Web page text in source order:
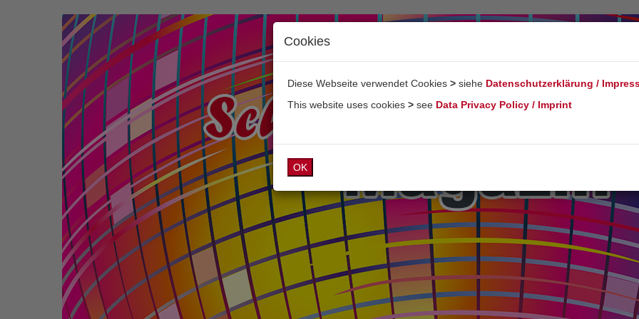
Cookies
Diese Webseite verwendet Cookies > siehe Datenschutzerklärung /
This website uses cookies > see Data Privacy Policy / Imprint
OK